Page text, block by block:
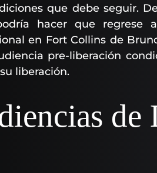
que debe seguir.
hacer que regrese
en Fort Collins de
pre-liberación
liberación.
de